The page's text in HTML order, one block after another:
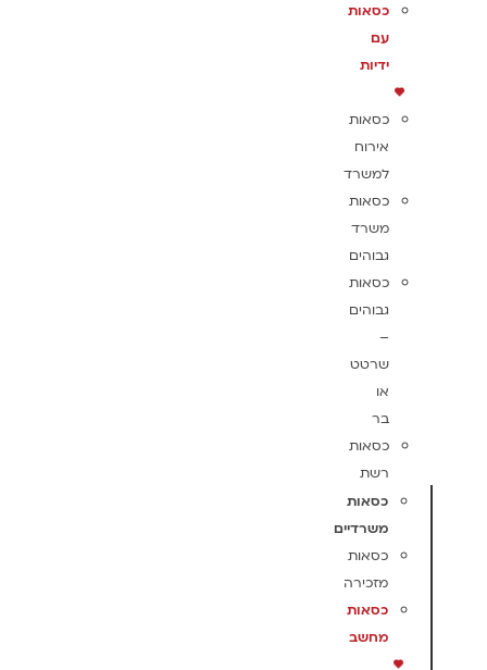
כסאות
עם
ידיות
כסאות
אירוח
למשרד
כסאות
משרד
גבוהים
כסאות
גבוהים
–
שרטט
או
בר
כסאות
רשת
כסאות
משרדיים
כסאות
מזכירה
כסאות
מחשב